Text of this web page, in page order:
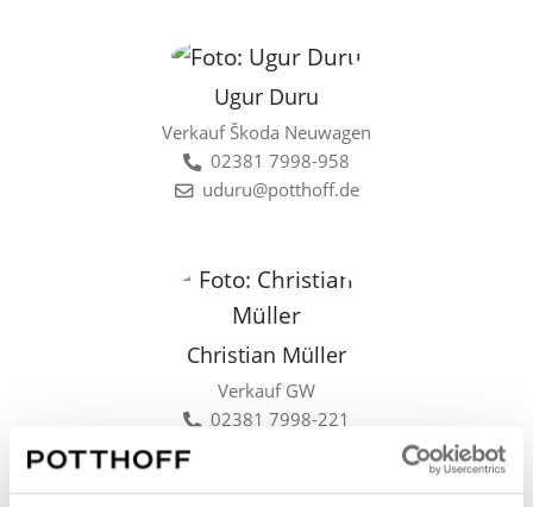
Ugur Duru
Verkauf Škoda Neuwagen
02381 7998-958
uduru@potthoff.de
Christian Müller
Verkauf GW
02381 7998-221